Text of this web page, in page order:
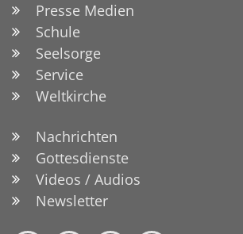
Presse Medien
Schule
Seelsorge
Service
Weltkirche
Nachrichten
Gottesdienste
Videos / Audios
Newsletter